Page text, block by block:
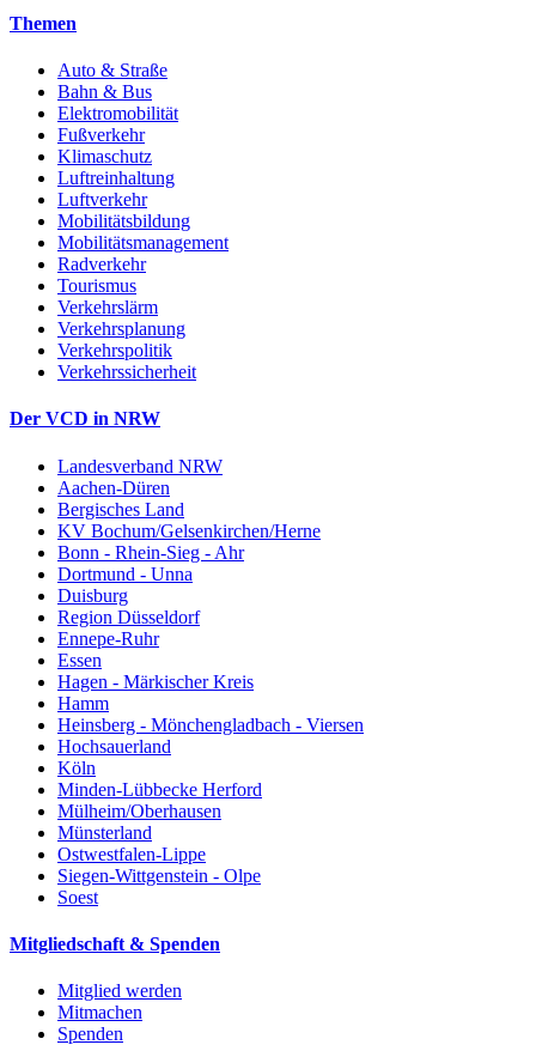
Themen
Auto & Straße
Bahn & Bus
Elektromobilität
Fußverkehr
Klimaschutz
Luftreinhaltung
Luftverkehr
Mobilitätsbildung
Mobilitätsmanagement
Radverkehr
Tourismus
Verkehrslärm
Verkehrsplanung
Verkehrspolitik
Verkehrssicherheit
Der VCD in NRW
Landesverband NRW
Aachen-Düren
Bergisches Land
KV Bochum/Gelsenkirchen/Herne
Bonn - Rhein-Sieg - Ahr
Dortmund - Unna
Duisburg
Region Düsseldorf
Ennepe-Ruhr
Essen
Hagen - Märkischer Kreis
Hamm
Heinsberg - Mönchengladbach - Viersen
Hochsauerland
Köln
Minden-Lübbecke Herford
Mülheim/Oberhausen
Münsterland
Ostwestfalen-Lippe
Siegen-Wittgenstein - Olpe
Soest
Mitgliedschaft & Spenden
Mitglied werden
Mitmachen
Spenden